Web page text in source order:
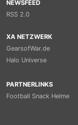
NEWSFEED
RSS 2.0
XA NETZWERK
GearsofWar.de
Halo Universe
PARTNERLINKS
Football Snack Helme